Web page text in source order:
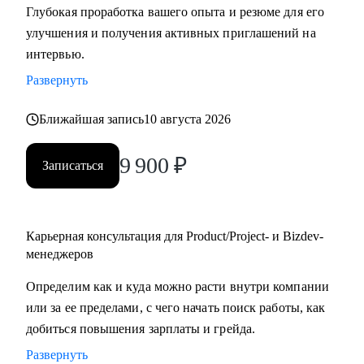
С чем помогу:
• Создать качественное резюме «с нуля» или
скорректировать имеющееся с учетом карьерных целей.
• Подготовиться к интервью, грамотно презентовать опыт
и сформулировать ответы на сложные
вопросы.
• Сделать ревью ваших текущих навыков и наметить
manager-a.
• Продактам от junior до lead расскажу, как улучшать
продуктом.
Кому могу помочь:
• Тем, кто хочет войти в IT и начать строить карьеру с нуля,
Глубокая проработка вашего опыта и резюме для его
улучшения и получения активных приглашений на
интервью.
Развернуть
Ближайшая запись10 августа 2026
Записаться 9 900 ₽
Карьерная консультация для Product/Project- и Bizdev-
менеджеров
Определим как и куда можно расти внутри компании
или за ее пределами, с чего начать поиск работы, как
добиться повышения зарплаты и грейда.
Развернуть